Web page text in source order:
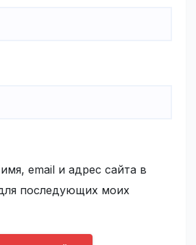
email и адрес сайта в
последующих моих